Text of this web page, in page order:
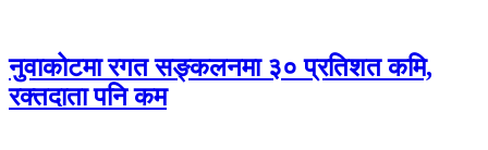
नुवाकोटमा रगत सङ्कलनमा ३० प्रतिशत कमि,
रक्तदाता पनि कम